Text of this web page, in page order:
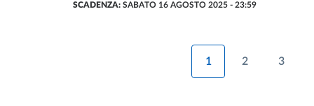
SCADENZA: SABATO 16 AGOSTO 2025 - 23:59
1 2 3